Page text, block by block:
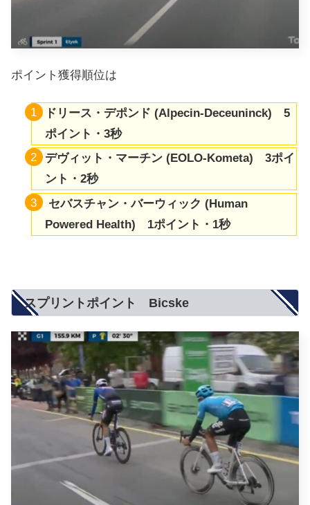
ポイント獲得順位は
ドリース・デポンド (Alpecin-Deceuninck) 5
ポイント・3秒
デヴィット・マーチン (EOLO-Kometa) 3ポイ
ント・2秒
セバスチャン・バーウィック (Human
Powered Health) 1ポイント・1秒
スプリントポイント Bicske